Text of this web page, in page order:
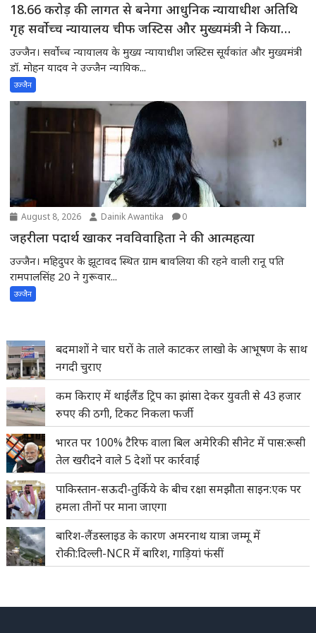
18.66 करोड़ की लागत से बनेगा आधुनिक न्यायाधीश अतिथि
गृह सर्वोच्च न्यायालय चीफ जस्टिस और मुख्यमंत्री ने किया
भूमिपूजन
उज्जैन। सर्वोच्च न्यायालय के मुख्य न्यायाधीश जस्टिस सूर्यकांत और मुख्यमंत्री
डॉ. मोहन यादव ने उज्जैन न्यायिक...
उज्जैन
August 8, 2026 Dainik Awantika 0
जहरीला पदार्थ खाकर नवविवाहिता ने की आत्महत्या
उज्जैन। महिदुपर के झूटावद स्थित ग्राम बावलिया की रहने वाली रानू पति
रामपालसिंह 20 ने गुरूवार...
उज्जैन
बदमाशों ने चार घरों के ताले काटकर लाखो के आभूषण के साथ
नगदी चुराए
कम किराए में थाईलैंड ट्रिप का झांसा देकर युवती से 43 हजार
रुपए की ठगी, टिकट निकला फर्जी
भारत पर 100% टैरिफ वाला बिल अमेरिकी सीनेट में पास:रूसी
तेल खरीदने वाले 5 देशों पर कार्रवाई
पाकिस्तान-सऊदी-तुर्किये के बीच रक्षा समझौता साइन:एक पर
हमला तीनों पर माना जाएगा
बारिश-लैंडस्लाइड के कारण अमरनाथ यात्रा जम्मू में
रोकी:दिल्ली-NCR में बारिश, गाड़ियां फंसीं